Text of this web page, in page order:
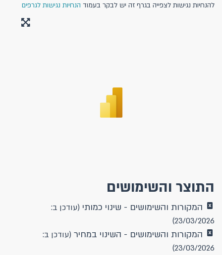
להנחיות נגישות לצפייה בגרף זה יש לבקר בעמוד הנחיות נגישות לגרפים
התוצר והשימושים
המקורות והשימושים - שינוי כמותי (עודכן ב:
23/03/2026)
המקורות והשימושים - השינוי במחיר (עודכן ב:
23/03/2026)